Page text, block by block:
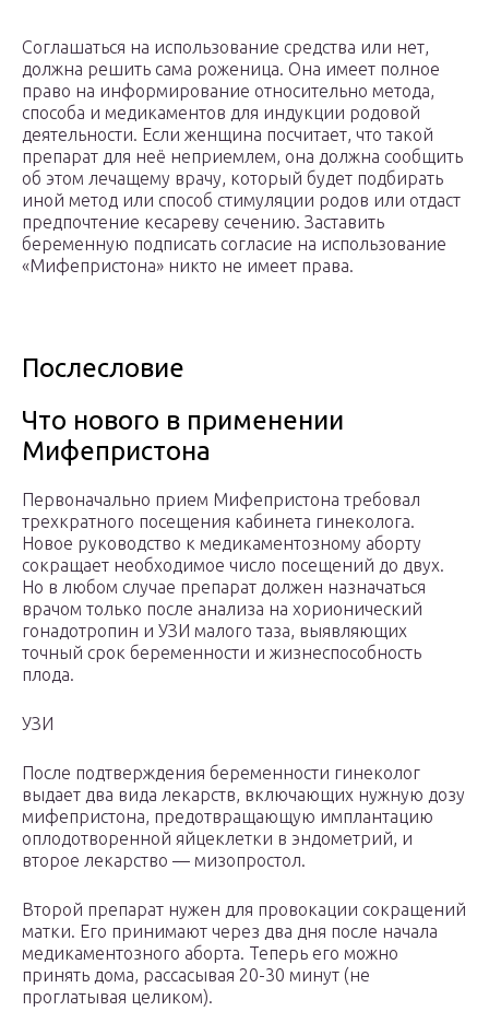
Соглашаться на использование средства или нет,
должна решить сама роженица. Она имеет полное
право на информирование относительно метода,
способа и медикаментов для индукции родовой
деятельности. Если женщина посчитает, что такой
препарат для неё неприемлем, она должна сообщить
об этом лечащему врачу, который будет подбирать
иной метод или способ стимуляции родов или отдаст
предпочтение кесареву сечению. Заставить
беременную подписать согласие на использование
«Мифепристона» никто не имеет права.
Послесловие
Что нового в применении
Мифепристона
Первоначально прием Мифепристона требовал
трехкратного посещения кабинета гинеколога.
Новое руководство к медикаментозному аборту
сокращает необходимое число посещений до двух.
Но в любом случае препарат должен назначаться
врачом только после анализа на хорионический
гонадотропин и УЗИ малого таза, выявляющих
точный срок беременности и жизнеспособность
плода.
УЗИ
После подтверждения беременности гинеколог
выдает два вида лекарств, включающих нужную дозу
мифепристона, предотвращающую имплантацию
оплодотворенной яйцеклетки в эндометрий, и
второе лекарство — мизопростол.
Второй препарат нужен для провокации сокращений
матки. Его принимают через два дня после начала
медикаментозного аборта. Теперь его можно
принять дома, рассасывая 20-30 минут (не
проглатывая целиком).